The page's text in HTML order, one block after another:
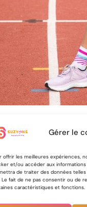
Gérer le
offrir les meilleures expériences,
et/ou accéder aux
de traiter des données
Le fait de ne pas consentir ou de
caractéristiques et fonctions.